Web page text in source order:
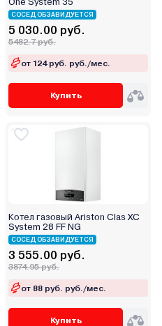
СОСЕД ОБЗАВИДУЕТСЯ
5 030.00 руб.
5482.7 руб.
от 124 руб. руб./мес.
Купить
Котел газовый Ariston Clas XC
System 28 FF NG
СОСЕД ОБЗАВИДУЕТСЯ
3 555.00 руб.
3874.95 руб.
от 88 руб. руб./мес.
Купить